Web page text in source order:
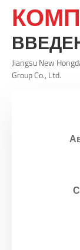
Jiangsu New
Group Co., Ltd.